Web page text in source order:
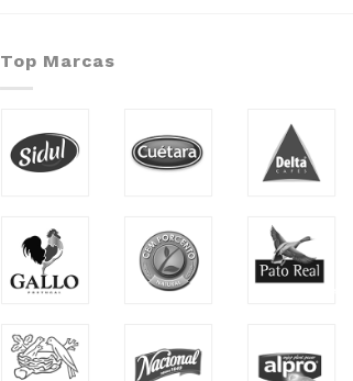
Top Marcas